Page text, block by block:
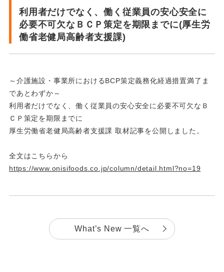
利用者だけでなく、働く従業員の安心安全に
必要不可欠なＢＣＰ策定を期限までに(厚生労
働省老健局高齢者支援課)
～介護施設・事業所におけるBCP策定義務化経過措置満了ま
であとわずか～
利用者だけでなく、働く従業員の安心安全に必要不可欠なＢ
ＣＰ策定を期限までに
厚生労働省老健局高齢者支援課 取材記事を公開しました。
全文はこちらから
https://www.onisifoods.co.jp/column/detail.html?no=19
What’s New 一覧へ